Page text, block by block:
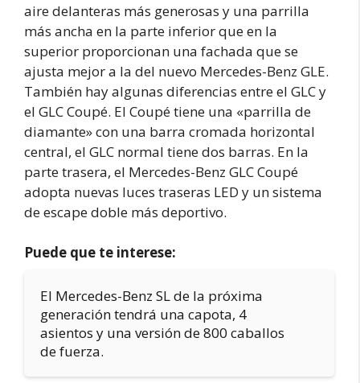
aire delanteras más generosas y una parrilla
más ancha en la parte inferior que en la
superior proporcionan una fachada que se
ajusta mejor a la del nuevo Mercedes-Benz GLE.
También hay algunas diferencias entre el GLC y
el GLC Coupé. El Coupé tiene una «parrilla de
diamante» con una barra cromada horizontal
central, el GLC normal tiene dos barras. En la
parte trasera, el Mercedes-Benz GLC Coupé
adopta nuevas luces traseras LED y un sistema
de escape doble más deportivo.
Puede que te interese:
El Mercedes-Benz SL de la próxima
generación tendrá una capota, 4
asientos y una versión de 800 caballos
de fuerza.